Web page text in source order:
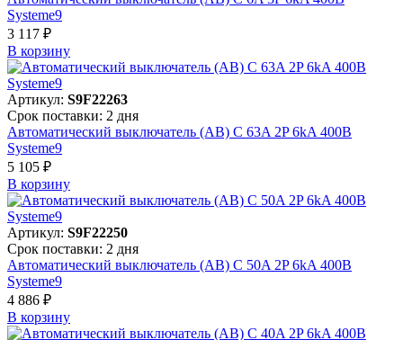
Systeme9
3 117 ₽
В корзинy
Артикул: S9F22263
Срок поставки: 2 дня
Автоматический выключатель (АВ) C 63A 2P 6kA 400В
Systeme9
5 105 ₽
В корзинy
Артикул: S9F22250
Срок поставки: 2 дня
Автоматический выключатель (АВ) C 50A 2P 6kA 400В
Systeme9
4 886 ₽
В корзинy